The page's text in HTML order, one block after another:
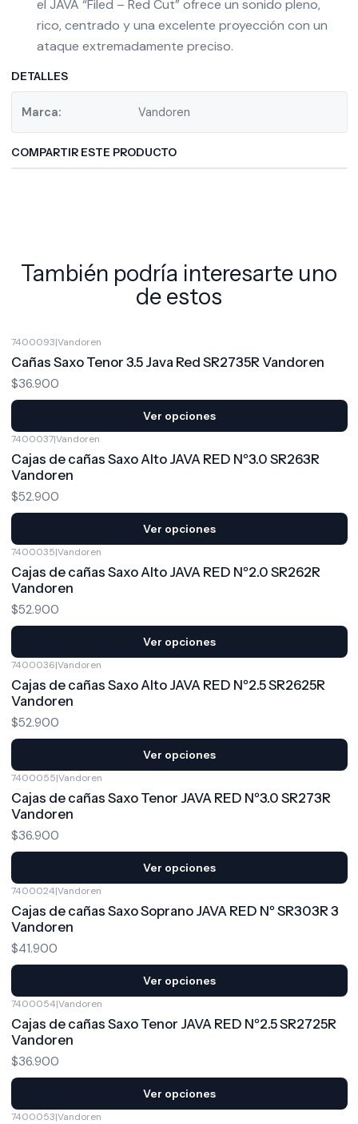
el JAVA “Filed – Red Cut” ofrece un sonido pleno,
rico, centrado y una excelente proyección con un
ataque extremadamente preciso.
DETALLES
Marca: Vandoren
COMPARTIR ESTE PRODUCTO
También podría interesarte uno
de estos
7400093|Vandoren
Cañas Saxo Tenor 3.5 Java Red SR2735R Vandoren
$36.900
Ver opciones
7400037|Vandoren
Cajas de cañas Saxo Alto JAVA RED Nº3.0 SR263R
Vandoren
$52.900
Ver opciones
7400035|Vandoren
Cajas de cañas Saxo Alto JAVA RED Nº2.0 SR262R
Vandoren
$52.900
Ver opciones
7400036|Vandoren
Cajas de cañas Saxo Alto JAVA RED Nº2.5 SR2625R
Vandoren
$52.900
Ver opciones
7400055|Vandoren
Cajas de cañas Saxo Tenor JAVA RED Nº3.0 SR273R
Vandoren
$36.900
Ver opciones
7400024|Vandoren
Cajas de cañas Saxo Soprano JAVA RED Nº SR303R 3
Vandoren
$41.900
Ver opciones
7400054|Vandoren
Cajas de cañas Saxo Tenor JAVA RED Nº2.5 SR2725R
Vandoren
$36.900
Ver opciones
7400053|Vandoren